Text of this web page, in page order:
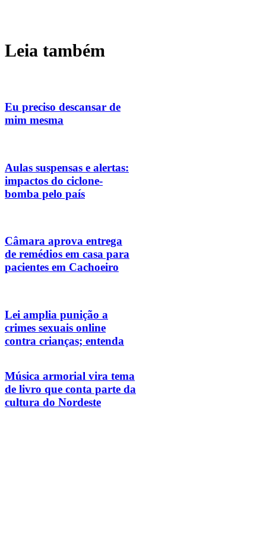
Leia também
Eu preciso descansar de
mim mesma
Aulas suspensas e alertas:
impactos do ciclone-
bomba pelo país
Câmara aprova entrega
de remédios em casa para
pacientes em Cachoeiro
Lei amplia punição a
crimes sexuais online
contra crianças; entenda
Música armorial vira tema
de livro que conta parte da
cultura do Nordeste